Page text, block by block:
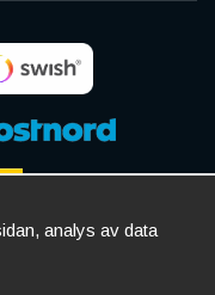
analys av data